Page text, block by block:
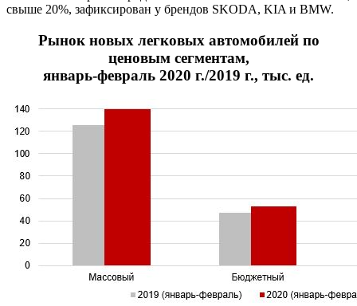
свыше 20%, зафиксирован у брендов SKODA, KIA и BMW.
Рынок новых легковых автомобилей по
ценовым сегментам,
январь-февраль 2020 г./2019 г., тыс. ед.